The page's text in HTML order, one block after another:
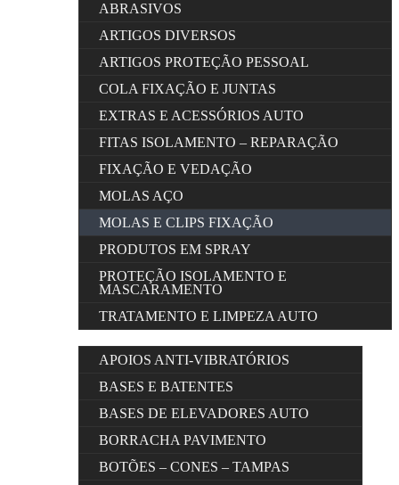
ABRASIVOS
ARTIGOS DIVERSOS
ARTIGOS PROTEÇÃO PESSOAL
COLA FIXAÇÃO E JUNTAS
EXTRAS E ACESSÓRIOS AUTO
FITAS ISOLAMENTO – REPARAÇÃO
FIXAÇÃO E VEDAÇÃO
MOLAS AÇO
MOLAS E CLIPS FIXAÇÃO
PRODUTOS EM SPRAY
PROTEÇÃO ISOLAMENTO E
MASCARAMENTO
TRATAMENTO E LIMPEZA AUTO
APOIOS ANTI-VIBRATÓRIOS
BASES E BATENTES
BASES DE ELEVADORES AUTO
BORRACHA PAVIMENTO
BOTÕES – CONES – TAMPAS